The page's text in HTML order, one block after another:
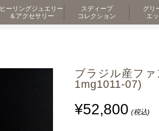
ヒーリングジュエリー
＆アクセサリー
スディープ
コレクション
グリ
エ
ブラジル産フ
1mg1011-07)
¥52,800 (税込)